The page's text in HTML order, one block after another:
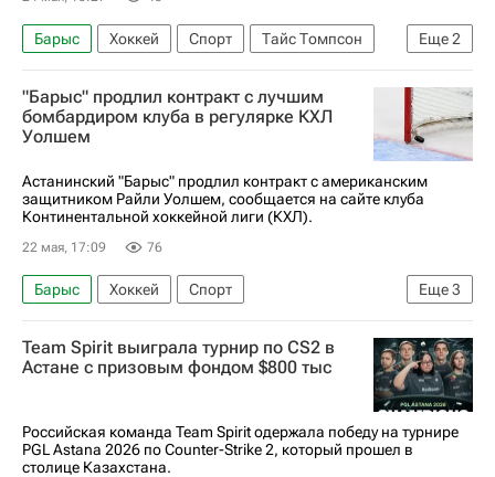
Еще2
Барыс Хоккей Спорт
Тайс Томпсон
Леонид Метальников
КХЛ 2025-2026
"Барыс" продлил контракт с лучшим
бомбардиром клуба в регулярке КХЛ
Уолшем
Астанинский "Барыс" продлил контракт с американским
защитником Райли Уолшем, сообщается на сайте клуба
Континентальной хоккейной лиги (КХЛ).
22 мая, 17:09 76
Еще3
Барыс Хоккей
Спорт
Нью-Джерси Девилз
КХЛ 2025-2026
Национальная хоккейная лига (НХЛ)
Team Spirit выиграла турнир по CS2 в
Астане с призовым фондом $800 тыс
Российская команда Team Spirit одержала победу на турнире
PGL Astana 2026 по Counter-Strike 2, который прошел в
столице Казахстана.